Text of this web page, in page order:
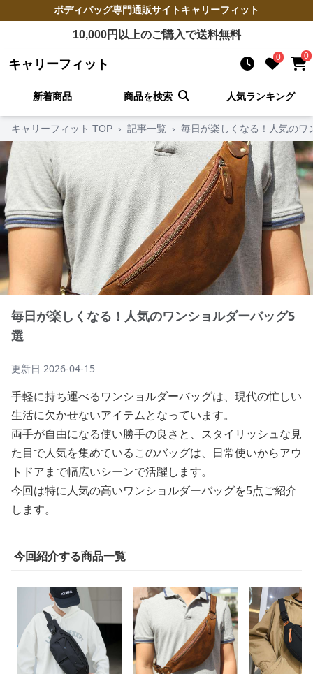
ボディバッグ専門通販サイトキャリーフィット
10,000円以上のご購入で送料無料
キャリーフィット 0 0
新着商品 商品を検索 人気ランキング
キャリーフィット TOP › 記事一覧 › 毎日が楽しくなる！人気のワ
毎日が楽しくなる！人気のワンショルダーバッグ5
選
更新日 2026-04-15
手軽に持ち運べるワンショルダーバッグは、現代の忙しい
生活に欠かせないアイテムとなっています。
両手が自由になる使い勝手の良さと、スタイリッシュな見
た目で人気を集めているこのバッグは、日常使いからアウ
トドアまで幅広いシーンで活躍します。
今回は特に人気の高いワンショルダーバッグを5点ご紹介
します。
今回紹介する商品一覧